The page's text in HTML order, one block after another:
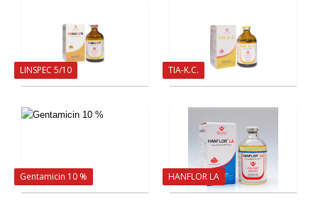
LINSPEC 5/10 TIA-K.C.
Gentamicin 10 % HANFLOR LA